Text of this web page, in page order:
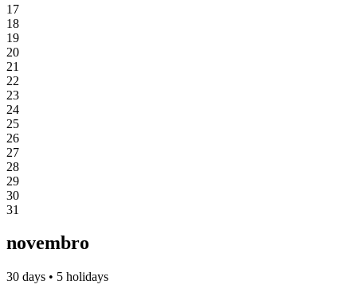
17
18
19
20
21
22
23
24
25
26
27
28
29
30
31
novembro
30 days • 5 holidays